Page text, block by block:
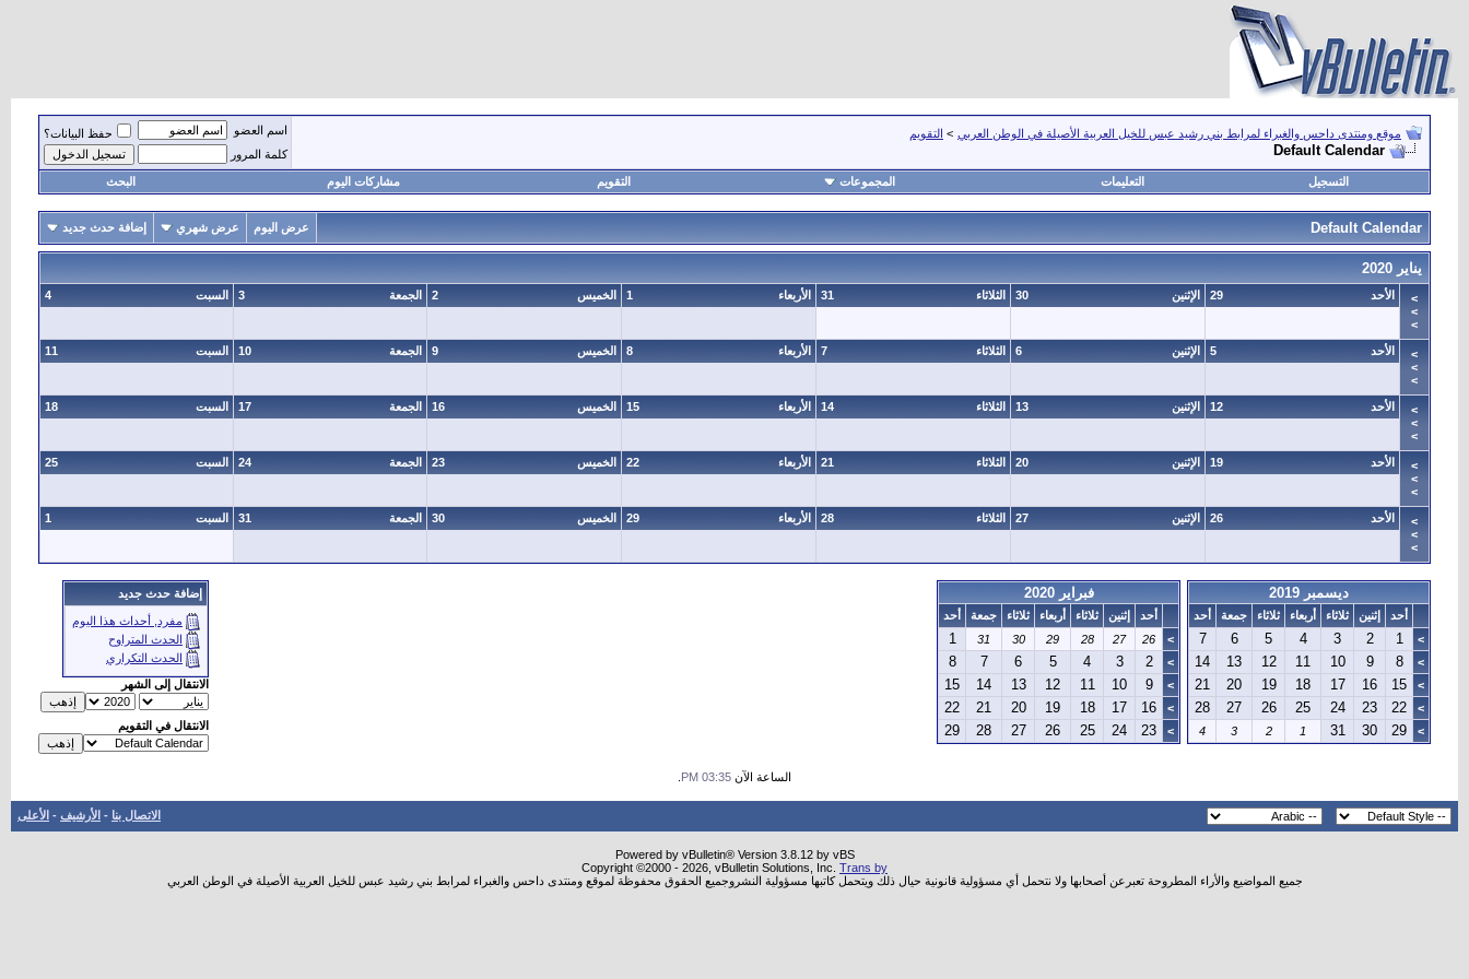
موقع ومنتدى داحس والغبراء لمرابط بني رشيد عبس للخيل العربية الأصيلة في الوطن العربي > التقويم
Default Calendar
اسم العضو
حفظ البيانات؟
كلمة المرور
التسجيل التعليمات المجموعات التقويم مشاركات اليوم البحث
Default Calendar عرض اليوم عرض شهري إضافة حدث جديد
يناير 2020
>
>
>
29 الأحد 30 الإثنين 31 الثلاثاء 1 الأربعاء 2 الخميس 3 الجمعة 4 السبت
>
>
>
5 الأحد 6 الإثنين 7 الثلاثاء 8 الأربعاء 9 الخميس 10 الجمعة 11 السبت
>
>
>
12 الأحد 13 الإثنين 14 الثلاثاء 15 الأربعاء 16 الخميس 17 الجمعة 18 السبت
>
>
>
19 الأحد 20 الإثنين 21 الثلاثاء 22 الأربعاء 23 الخميس 24 الجمعة 25 السبت
>
>
>
26 الأحد 27 الإثنين 28 الثلاثاء 29 الأربعاء 30 الخميس 31 الجمعة 1 السبت
ديسمبر 2019
أحد إثنين ثلاثاء أربعاء ثلاثاء جمعة
أحد
>
1
2
3
4
5
6
7
>
8
9
10
11
12
13
14
>
15
16
17
18
19
20
21
>
22
23
24
25
26
27
28
>
29
30
31
1
2
3
4
فبراير 2020
أحد إثنين ثلاثاء أربعاء ثلاثاء جمعة
أحد
>
26
27
28
29
30
31
1
>
2
3
4
5
6
7
8
>
9
10
11
12
13
14
15
>
16
17
18
19
20
21
22
>
23
24
25
26
27
28
29
إضافة حدث جديد
مفرد, أحداث هذا اليوم
الحدث المتراوح
الحدث التكراري
الانتقال إلى الشهر
الانتقال في التقويم
الساعة الآن 03:35 PM
الاتصال بنا - الأرشيف - الأعلى
Powered by vBulletin® Version 3.8.12 by vBS
Copyright ©2000 - 2026, vBulletin Solutions, Inc. Trans by
جميع المواضيع والأراء المطروحة تعبرعن أصحابها ولا نتحمل أي مسؤولية قانونية حيال ذلك ويتحمل كاتبها مسؤولية النشروجميع الحقوق محفوظة لموقع ومنتدى داحس والغبراء لمرابط بني رشيد عبس للخيل العربية الأصيلة في الوطن العربي